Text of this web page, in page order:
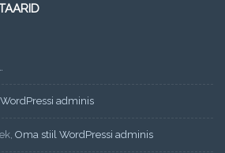
adminis
Oma stiil WordPressi adminis